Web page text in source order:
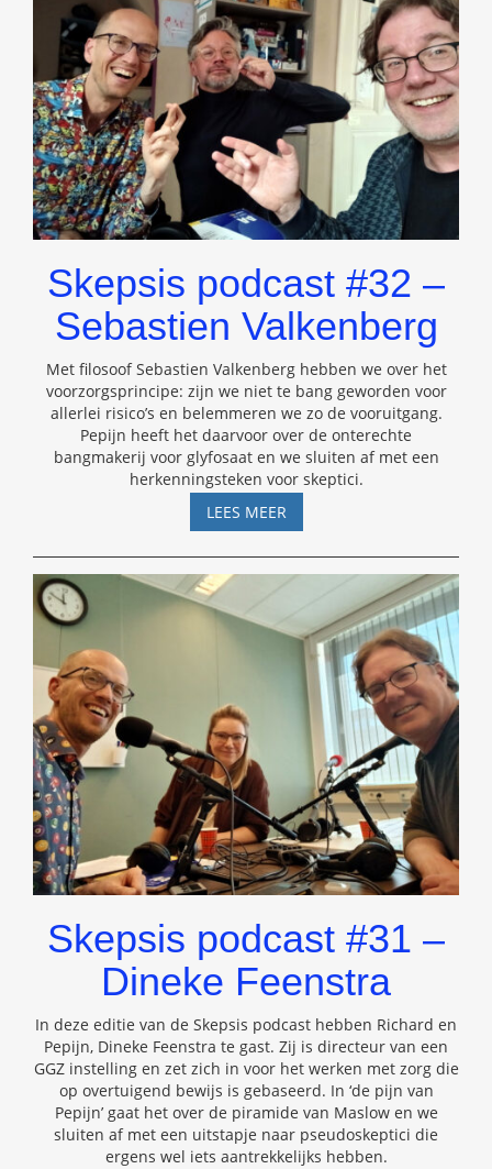
Skepsis podcast #32 –
Sebastien Valkenberg
Met filosoof Sebastien Valkenberg hebben we over het
voorzorgsprincipe: zijn we niet te bang geworden voor
allerlei risico’s en belemmeren we zo de vooruitgang.
Pepijn heeft het daarvoor over de onterechte
bangmakerij voor glyfosaat en we sluiten af met een
herkenningsteken voor skeptici.
LEES MEERSKEPSIS
PODCAST
#32
–
SEBASTIEN
VALKENBERG
Skepsis podcast #31 –
Dineke Feenstra
In deze editie van de Skepsis podcast hebben Richard en
Pepijn, Dineke Feenstra te gast. Zij is directeur van een
GGZ instelling en zet zich in voor het werken met zorg die
op overtuigend bewijs is gebaseerd. In ‘de pijn van
Pepijn’ gaat het over de piramide van Maslow en we
sluiten af met een uitstapje naar pseudoskeptici die
ergens wel iets aantrekkelijks hebben.